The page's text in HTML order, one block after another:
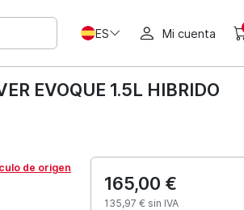
ES Mi cuenta
EVOQUE 1.5L HIBRIDO
de origen
165,00 €
135,97 € sin IVA